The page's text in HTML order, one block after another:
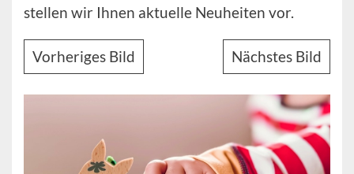
stellen wir Ihnen aktuelle Neuheiten vor.
Vorheriges Bild Nächstes Bild